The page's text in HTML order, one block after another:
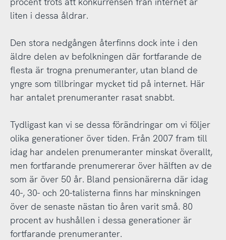
liten i dessa åldrar.
Den stora nedgången återfinns dock inte i den
äldre delen av befolkningen där fortfarande de
flesta är trogna prenumeranter, utan bland de
yngre som tillbringar mycket tid på internet. Här
har antalet prenumeranter rasat snabbt.
Tydligast kan vi se dessa förändringar om vi följer
olika generationer över tiden. Från 2007 fram till
idag har andelen prenumeranter minskat överallt,
men fortfarande prenumererar över hälften av de
som är över 50 år. Bland pensionärerna där idag
40-, 30- och 20-talisterna finns har minskningen
över de senaste nästan tio åren varit små. 80
procent av hushållen i dessa generationer är
fortfarande prenumeranter.